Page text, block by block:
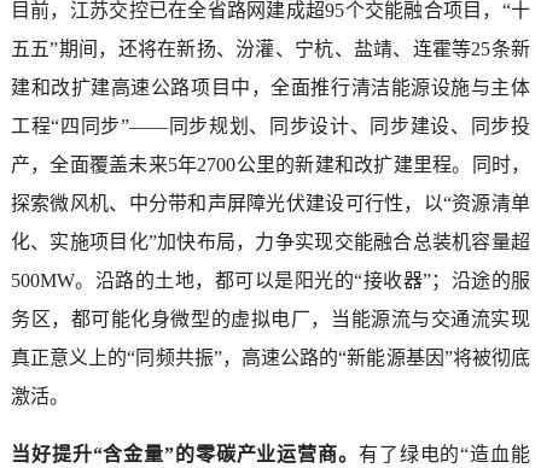
目前，江苏交控已在全省路网建成超95个交能融合项目，“十
五五”期间，还将在新扬、汾灌、宁杭、盐靖、连霍等25条新
建和改扩建高速公路项目中，全面推行清洁能源设施与主体
工程“四同步”——同步规划、同步设计、同步建设、同步投
产，全面覆盖未来5年2700公里的新建和改扩建里程。同时，
探索微风机、中分带和声屏障光伏建设可行性，以“资源清单
化、实施项目化”加快布局，力争实现交能融合总装机容量超
500MW。沿路的土地，都可以是阳光的“接收器”；沿途的服
务区，都可能化身微型的虚拟电厂，当能源流与交通流实现
真正意义上的“同频共振”，高速公路的“新能源基因”将被彻底
激活。
当好提升“含金量”的零碳产业运营商。 有了绿电的“造血能